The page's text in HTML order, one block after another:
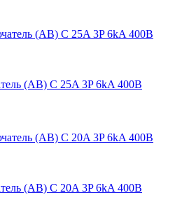
(АВ) C 25A 3P 6kA 400В
(АВ) C 20A 3P 6kA 400В